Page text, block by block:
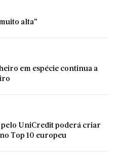
alta”
em espécie continua a
UniCredit poderá criar
Top 10 europeu